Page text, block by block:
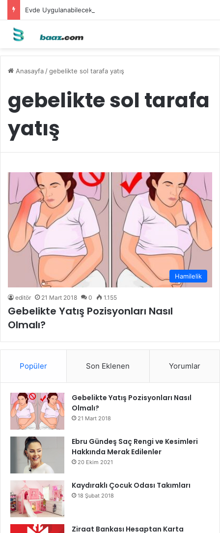
Evde Uygulanabilecek Leke Karşıtı Maskeler
Anasayfa /gebelikte sol tarafa yatış
gebelikte sol tarafa
yatış
Hamilelik
editör 21 Mart 2018 0 1.155
Gebelikte Yatış Pozisyonları Nasıl
Olmalı?
Popüler Son Eklenen Yorumlar
Gebelikte Yatış Pozisyonları Nasıl
Olmalı?
21 Mart 2018
Ebru Gündeş Saç Rengi ve Kesimleri
Hakkında Merak Edilenler
20 Ekim 2021
Kaydıraklı Çocuk Odası Takımları
18 Şubat 2018
Ziraat Bankası Hesaptan Karta